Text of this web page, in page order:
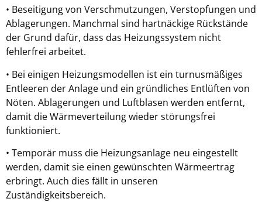
• Beseitigung von Verschmutzungen, Verstopfungen und
Ablagerungen. Manchmal sind hartnäckige Rückstände
der Grund dafür, dass das Heizungssystem nicht
fehlerfrei arbeitet.
• Bei einigen Heizungsmodellen ist ein turnusmäßiges
Entleeren der Anlage und ein gründliches Entlüften von
Nöten. Ablagerungen und Luftblasen werden entfernt,
damit die Wärmeverteilung wieder störungsfrei
funktioniert.
• Temporär muss die Heizungsanlage neu eingestellt
werden, damit sie einen gewünschten Wärmeertrag
erbringt. Auch dies fällt in unseren
Zuständigkeitsbereich.